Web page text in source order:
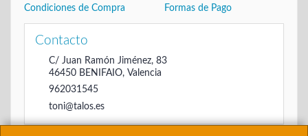
Condiciones de Compra
Formas de Pago
Contacto
C/ Juan Ramón Jiménez, 83
46450 BENIFAIO, Valencia
962031545
toni@talos.es